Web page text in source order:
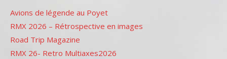
Avions de légende au Poyet
RMX 2026 – Rétrospective en images
Road Trip Magazine
RMX 26- Retro Multiaxes2026